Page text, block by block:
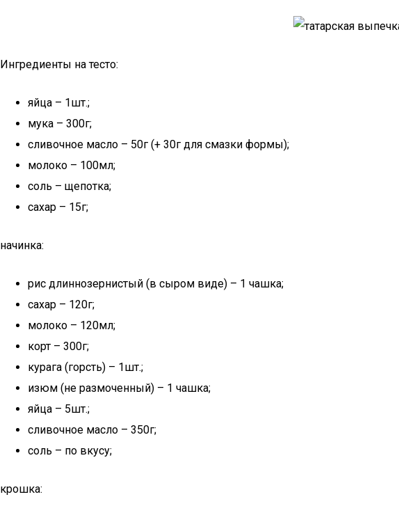
Ингредиенты на тесто:
яйца – 1шт.;
мука – 300г;
сливочное масло – 50г (+ 30г для смазки формы);
молоко – 100мл;
соль – щепотка;
сахар – 15г;
начинка:
рис длиннозернистый (в сыром виде) – 1 чашка;
сахар – 120г;
молоко – 120мл;
корт – 300г;
курага (горсть) – 1шт.;
изюм (не размоченный) – 1 чашка;
яйца – 5шт.;
сливочное масло – 350г;
соль – по вкусу;
крошка: